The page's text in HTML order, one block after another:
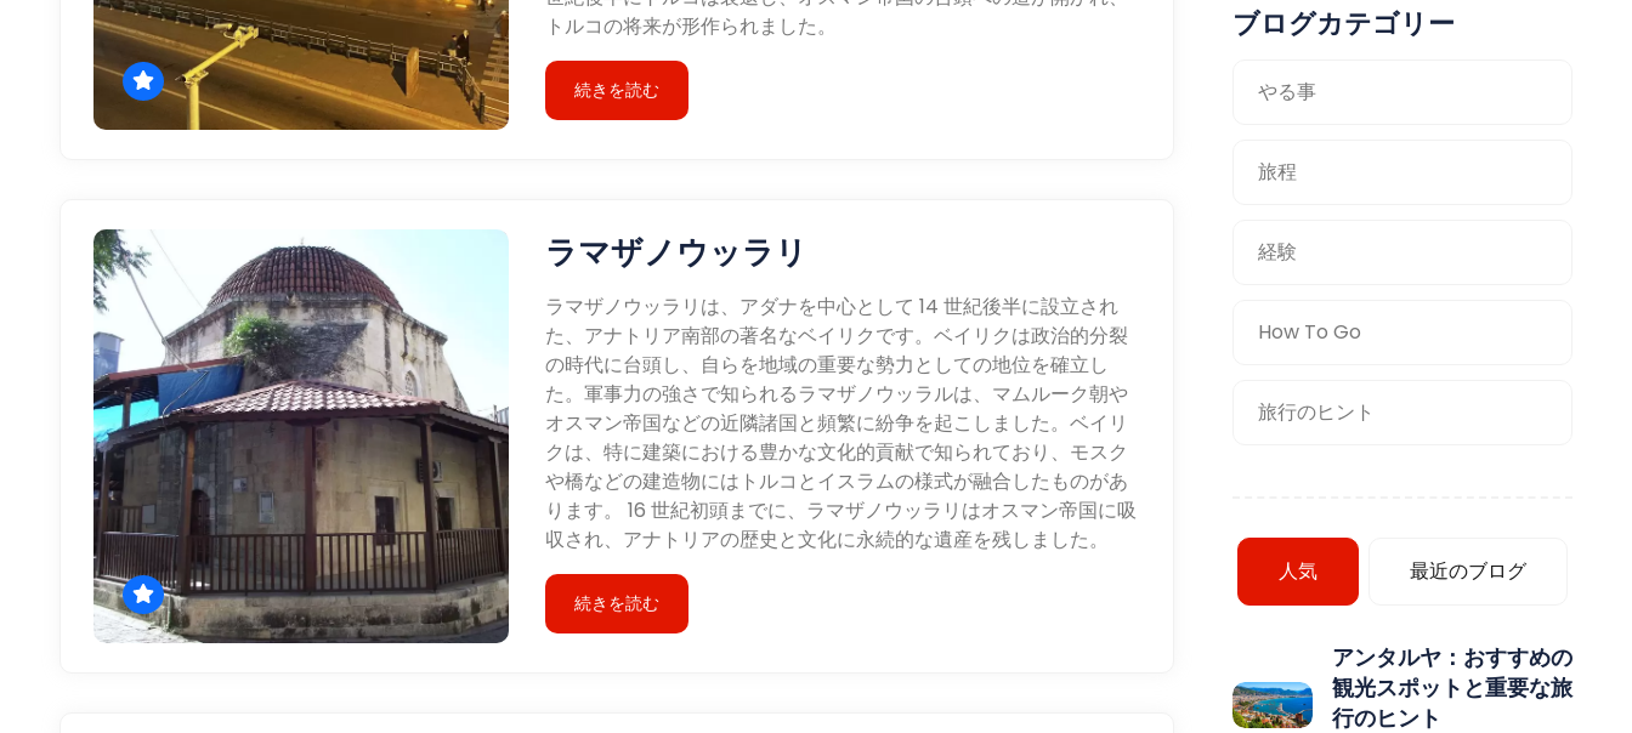
トルコの将来が形作られました。
続きを読む
ラマザノウッラリ
ラマザノウッラリは、アダナを中心として 14 世紀後半に設立され
た、アナトリア南部の著名なベイリクです。ベイリクは政治的分裂
の時代に台頭し、自らを地域の重要な勢力としての地位を確立し
た。軍事力の強さで知られるラマザノウッラルは、マムルーク朝や
オスマン帝国などの近隣諸国と頻繁に紛争を起こしました。ベイリ
クは、特に建築における豊かな文化的貢献で知られており、モスク
や橋などの建造物にはトルコとイスラムの様式が融合したものがあ
ります。 16 世紀初頭までに、ラマザノウッラリはオスマン帝国に吸
収され、アナトリアの歴史と文化に永続的な遺産を残しました。
続きを読む
ブログカテゴリー
やる事
旅程
経験
How To Go
旅行のヒント
人気 最近のブログ
アンタルヤ：おすすめの
観光スポットと重要な旅
行のヒント